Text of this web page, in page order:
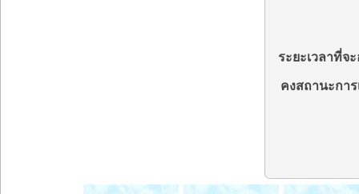
ระยะเวลาที่จ
คงสถานะกา